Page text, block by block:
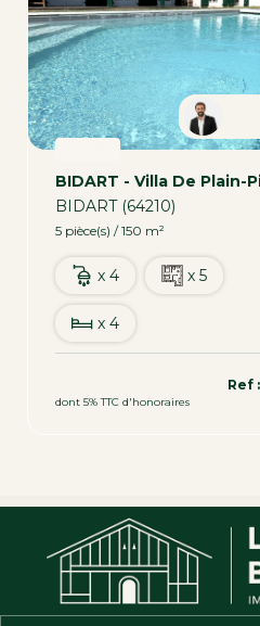
BIDART (64210)
5 pièce(s) / 150 m²
x 4 x 5
x 4
dont 5% TTC d'honoraires
Ref